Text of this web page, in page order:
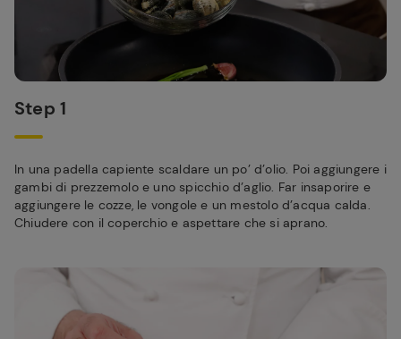
Step 1
In una padella capiente scaldare un po’ d’olio. Poi aggiungere i
gambi di prezzemolo e uno spicchio d’aglio. Far insaporire e
aggiungere le cozze, le vongole e un mestolo d’acqua calda.
Chiudere con il coperchio e aspettare che si aprano.